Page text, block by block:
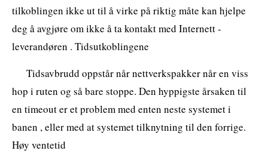
tilkoblingen ikke ut til å virke på riktig måte kan hjelpe
deg å avgjøre om ikke å ta kontakt med Internett -
leverandøren . Tidsutkoblingene
Tidsavbrudd oppstår når nettverkspakker når en viss
hop i ruten og så bare stoppe. Den hyppigste årsaken til
en timeout er et problem med enten neste systemet i
banen , eller med at systemet tilknytning til den forrige.
Høy ventetid